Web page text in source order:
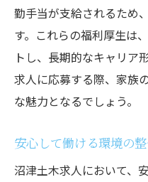
勤手当が支給されるため
す。これらの福利厚生は
トし、長期的なキャリア
求人に応募する際、家族
な魅力となるでしょう。
安心して働ける環境の
沼津土木求人において、